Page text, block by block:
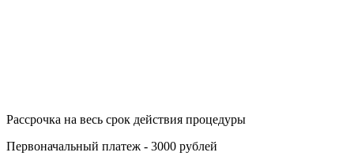
Рассрочка на весь срок действия процедуры
Первоначальный платеж - 3000 рублей